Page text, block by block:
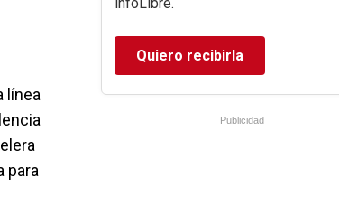
línea
para
Quiero recibirla
Publicidad